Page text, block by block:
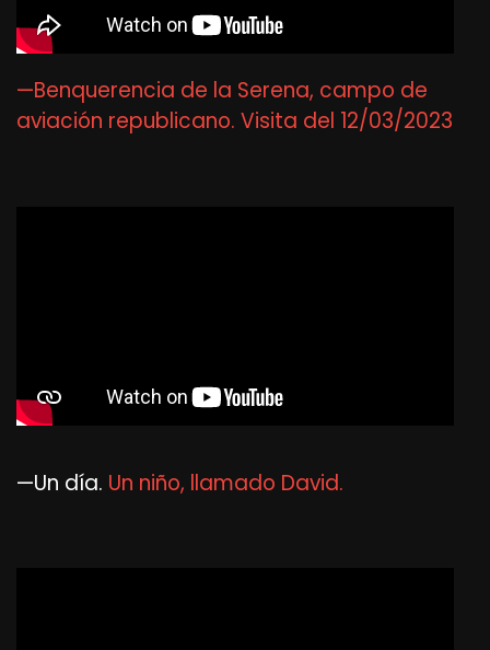
—Benquerencia de la Serena, campo de
aviación republicano. Visita del 12/03/2023
—Un día. Un niño, llamado David.